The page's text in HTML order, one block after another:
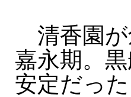
清香園が
嘉永期。
安定だっ